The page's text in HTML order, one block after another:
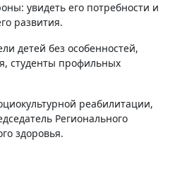
увидеть его потребности и
развития.
детей без особенностей,
студенты профильных
реабилитации,
Регионального
здоровья.